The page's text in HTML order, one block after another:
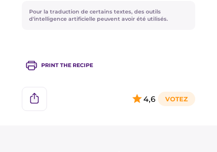
Découvrez aussi d'autres délices à base de
noisettes, comme le traditionnelgâteau aux
Pour la traduction de certains textes, des outils
d'intelligence artificielle peuvent avoir été utilisés.
PRINT THE RECIPE
4,6